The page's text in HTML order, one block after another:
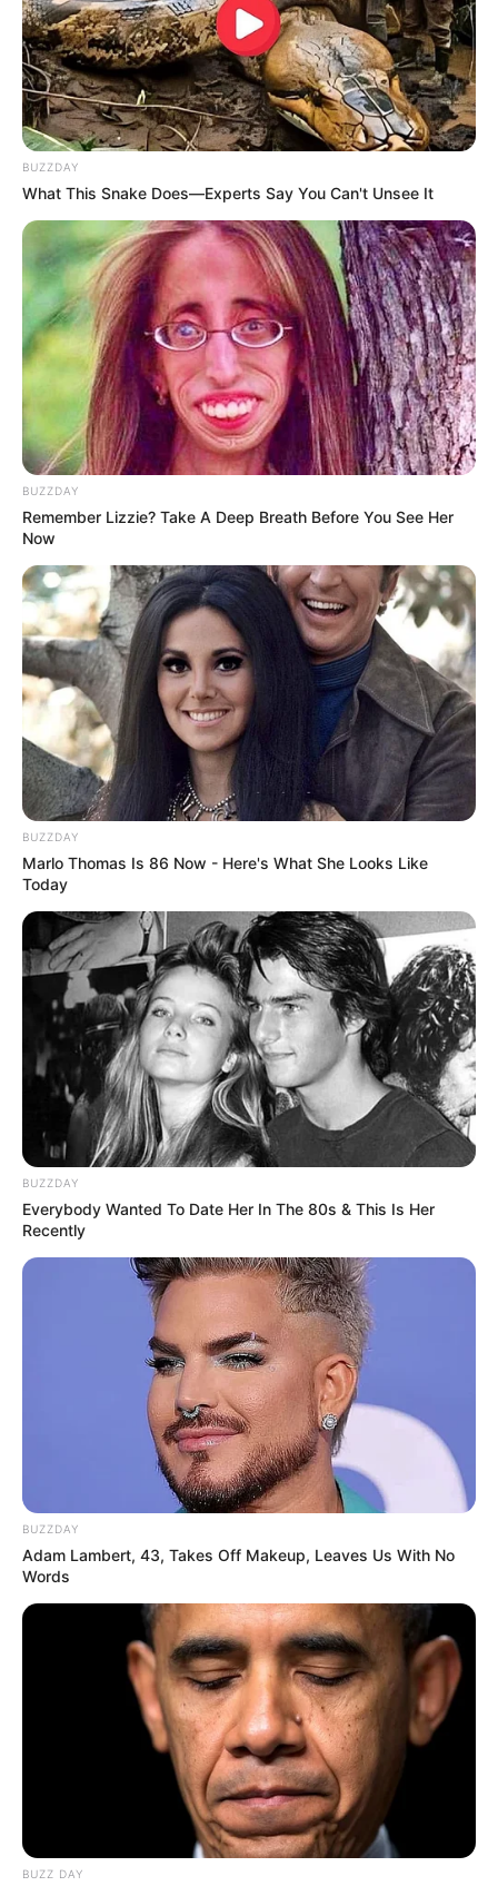
13 Film Genre Survival,
Paling Seru untuk
Ditonton
5 Film yang Mirip Crows
Zero, Penuh Aksi
Menegangkan
Imperfect: Karier, Cinta &
Timbangan
Eggnoid: Cinta & Portal
Waktu
Habibie dan Ainun 3 Jeritan Malam
Serem! 9 Chat Ojek Online &
Pelanggan Ini Bikin Auto
Bikin Ngakak, 10 Potret
Cosplay Murah Pakai Bahan
Seadanya
Anti Mainstream, 10 Cara
Membawa Barang Belanjaan
Versi Warga Thailand
BUZZDAY
What This Snake Does—Experts Say You Can't Unsee It
BUZZDAY
Remember Lizzie? Take A Deep Breath Before You See Her
Now
BUZZDAY
Marlo Thomas Is 86 Now - Here's What She Looks Like
Today
BUZZDAY
Everybody Wanted To Date Her In The 80s & This Is Her
Recently
BUZZDAY
Adam Lambert, 43, Takes Off Makeup, Leaves Us With No
Words
BUZZ DAY